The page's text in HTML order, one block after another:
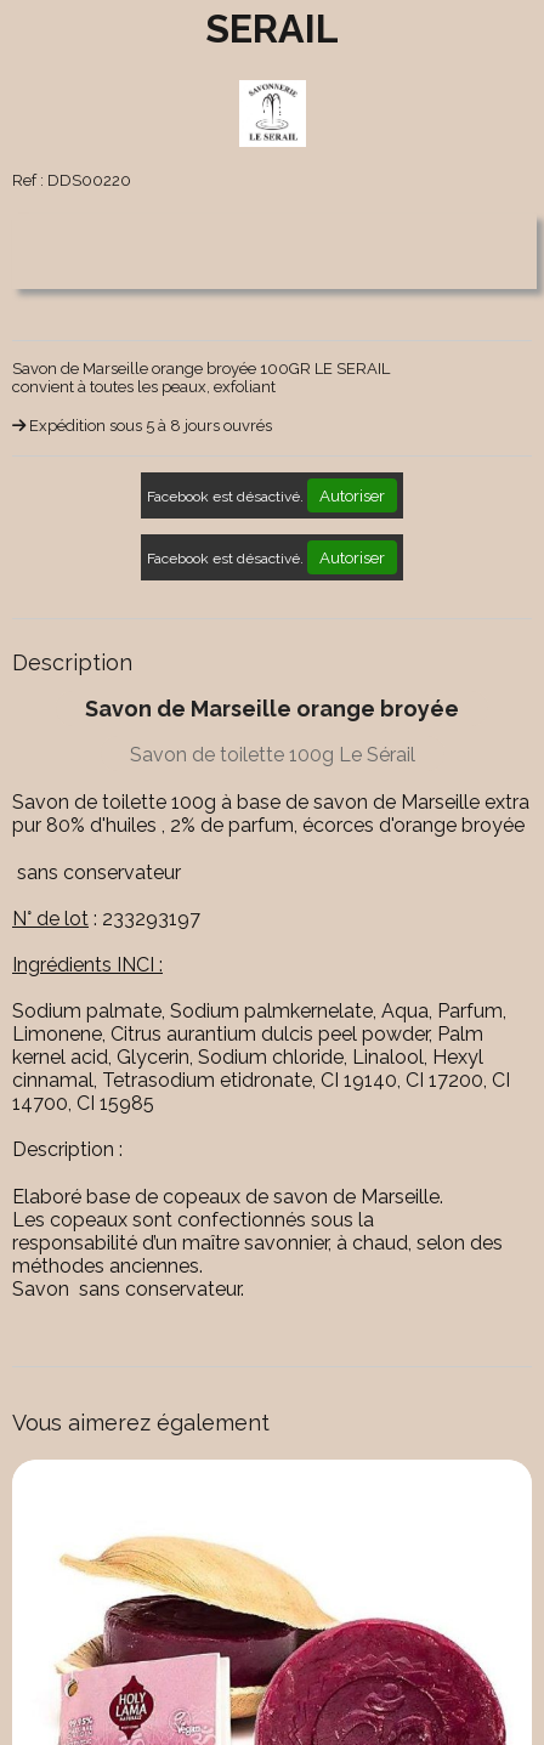
SERAIL
Ref : DDS00220
Savon de Marseille orange broyée 100GR LE SERAIL
convient à toutes les peaux, exfoliant
Expédition sous 5 à 8 jours ouvrés
Facebook est désactivé. Autoriser
Facebook est désactivé. Autoriser
Description
Savon de Marseille orange broyée
Savon de toilette 100g Le Sérail
Savon de toilette 100g à base de savon de Marseille extra
pur 80% d'huiles , 2% de parfum, écorces d'orange broyée
sans conservateur
N° de lot : 233293197
Ingrédients INCI :
Sodium palmate, Sodium palmkernelate, Aqua, Parfum,
Limonene, Citrus aurantium dulcis peel powder, Palm
kernel acid, Glycerin, Sodium chloride, Linalool, Hexyl
cinnamal, Tetrasodium etidronate, CI 19140, CI 17200, CI
14700, CI 15985
Description :
Elaboré base de copeaux de savon de Marseille.
Les copeaux sont confectionnés sous la
responsabilité d’un maître savonnier, à chaud, selon des
méthodes anciennes.
Savon sans conservateur.
Vous aimerez également